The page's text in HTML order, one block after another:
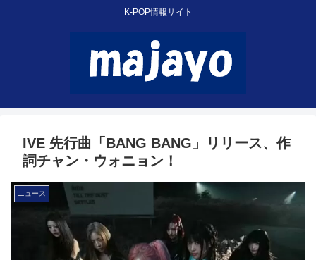
K-POP情報サイト
IVE 先行曲「BANG BANG」リリース、作
詞チャン・ウォニョン！
ニュース